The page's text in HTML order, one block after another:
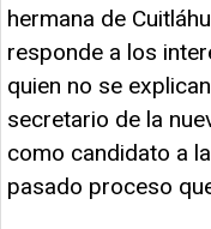
hermana de
responde a los
quien no se
secretario de la
como candidato a
pasado proceso